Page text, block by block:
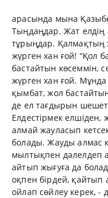
арасында мына
Тыңдаңдар. Жат
тұрыңдар. Қалмақтың
жүрген хан ғой! “Қол
бастайтын көсеммін,
жүрген хан ғой.
қымбат, жол
де ел тағдырын
Елдестірмек
алмай жауласып
болады. Жауды алмас
мылтықпен дәлелдеп
айтып жығуға да
оқпен бірдей, қайтып
ойлап сөйлеу керек, -